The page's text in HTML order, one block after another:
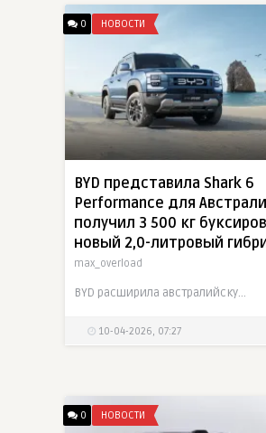
0 НОВОСТИ
BYD представила Shark 6
Performance для
получил 3 500 кг
новый 2,0-литровый
max_overload
BYD расширила австралийскую линейку Shark 6 новой версией Performance, которая должна закрыть главный недостаток пикапа на местном рынке. Модель получила новую гибридную систему с 2,0-литровым
10-04-2026, 07:27
0 НОВОСТИ